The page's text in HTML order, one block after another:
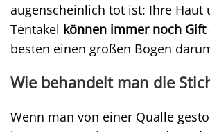
augenscheinlich tot ist: Ihre Haut
Tentakel können immer noch Gift
besten einen großen Bogen
Wie behandelt man die
Wenn man von einer Qualle